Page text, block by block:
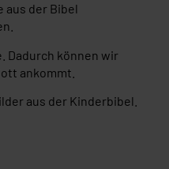
aus der Bibel
Dadurch können wir
ankommt.
aus der Kinderbibel.